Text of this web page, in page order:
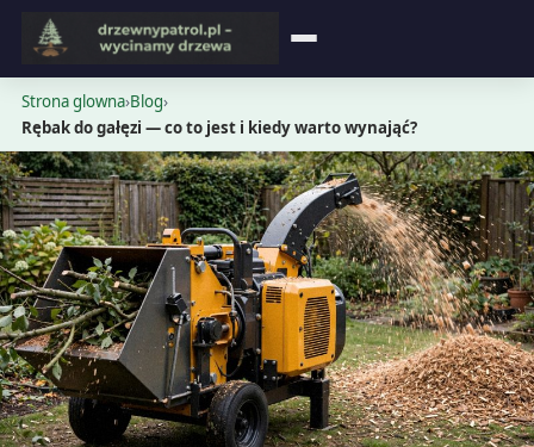
Strona główna
Blog
Opinie
Cennik
Kontakt
Strona glowna›Blog›
Rębak do gałęzi — co to jest i kiedy warto wynająć?